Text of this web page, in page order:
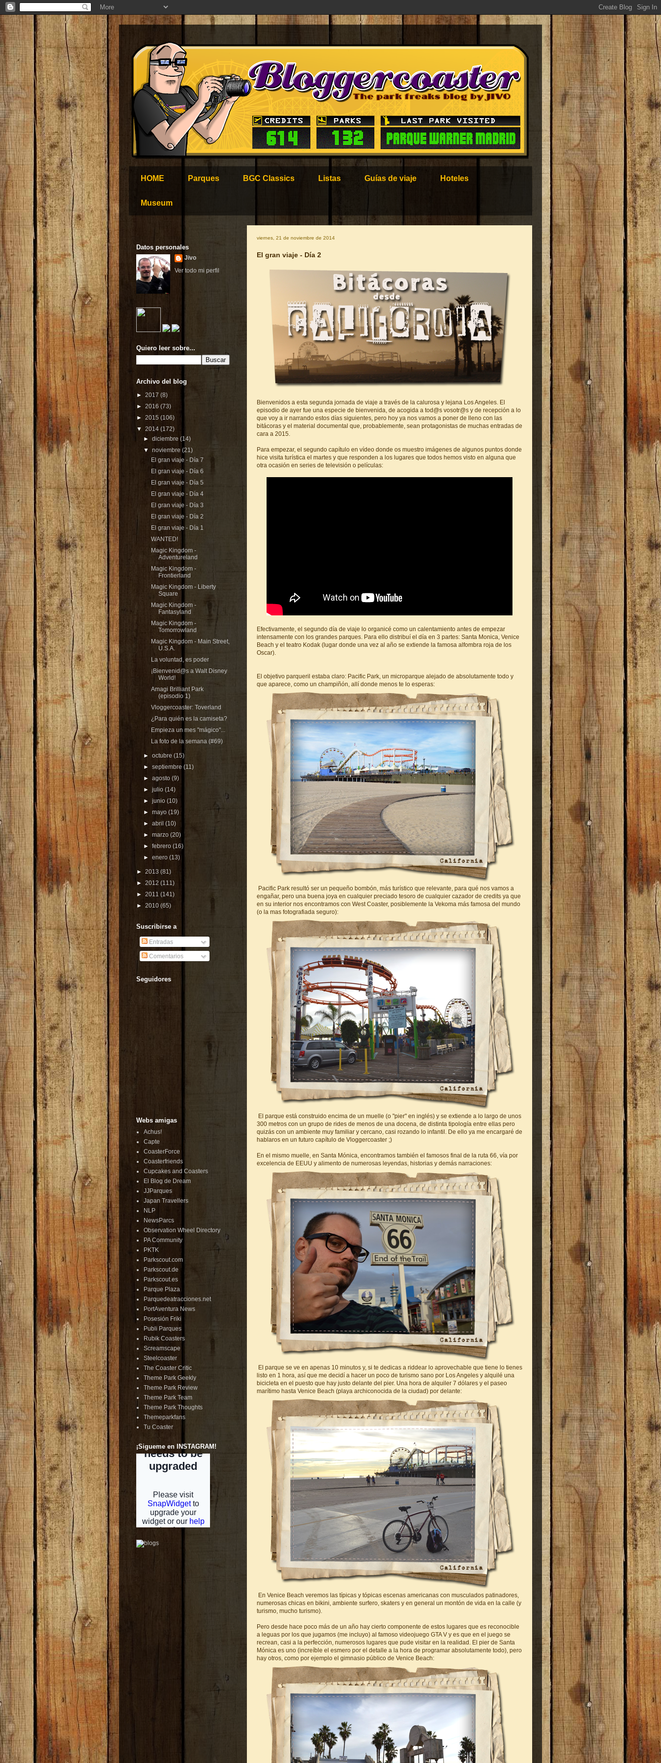
HOME Parques BGC Classics Listas Guías de viaje Hoteles
Museum
viernes, 21 de noviembre de 2014
El gran viaje - Día 2
Bienvenidos a esta segunda jornada de viaje a través de la calurosa y lejana Los Angeles. El
episodio de ayer fue una especie de bienvenida, de acogida a tod@s vosotr@s y de recepción a lo
que voy a ir narrando estos días siguientes, pero hoy ya nos vamos a poner de lleno con las
bitácoras y el material documental que, probablemente, sean protagonistas de muchas entradas de
cara a 2015.
Para empezar, el segundo capítulo en vídeo donde os muestro imágenes de algunos puntos donde
hice visita turística el martes y que responden a los lugares que todos hemos visto en alguna que
otra ocasión en series de televisión o películas:
Efectivamente, el segundo día de viaje lo organicé como un calentamiento antes de empezar
intensamente con los grandes parques. Para ello distribuí el día en 3 partes: Santa Monica, Venice
Beach y el teatro Kodak (lugar donde una vez al año se extiende la famosa alfombra roja de los
Oscar).
El objetivo parqueril estaba claro: Pacific Park, un microparque alejado de absolutamente todo y
que aparece, como un champiñón, allí donde menos te lo esperas:
Pacific Park resultó ser un pequeño bombón, más turístico que relevante, para qué nos vamos a
engañar, pero una buena joya en cualquier preciado tesoro de cualquier cazador de credits ya que
en su interior nos encontramos con West Coaster, posiblemente la Vekoma más famosa del mundo
(o la mas fotografiada seguro):
El parque está construido encima de un muelle (o "pier" en inglés) y se extiende a lo largo de unos
300 metros con un grupo de rides de menos de una docena, de distinta tipología entre ellas pero
quizás con un ambiente muy familiar y cercano, casi rozando lo infantil. De ello ya me encargaré de
hablaros en un futuro capítulo de Vloggercoaster ;)
En el mismo muelle, en Santa Mónica, encontramos también el famosos final de la ruta 66, vía por
excelencia de EEUU y alimento de numerosas leyendas, historias y demás narraciones:
El parque se ve en apenas 10 minutos y, si te dedicas a riddear lo aprovechable que tiene lo tienes
listo en 1 hora, así que me decidí a hacer un poco de turismo sano por Los Angeles y alquilé una
bicicleta en el puesto que hay justo delante del pier. Una hora de alquiler 7 dólares y el paseo
marítimo hasta Venice Beach (playa archiconocida de la ciudad) por delante:
En Venice Beach veremos las típicas y tópicas escenas americanas con musculados patinadores,
numerosas chicas en bikini, ambiente surfero, skaters y en general un montón de vida en la calle (y
turismo, mucho turismo).
Pero desde hace poco más de un año hay cierto componente de estos lugares que es reconocible
a leguas por los que jugamos (me incluyo) al famoso videojuego GTA V y es que en el juego se
recrean, casi a la perfección, numerosos lugares que pude visitar en la realidad. El pier de Santa
Mónica es uno (increíble el esmero por el detalle a la hora de programar absolutamente todo), pero
hay otros, como por ejemplo el gimnasio público de Venice Beach:
Datos personales
Jivo
Ver todo mi perfil
Quiero leer sobre...
Archivo del blog
► 2017 (8)
► 2016 (73)
► 2015 (106)
▼ 2014 (172)
►diciembre(14)
▼noviembre(21)
El gran viaje - Día 7
El gran viaje - Día 6
El gran viaje - Día 5
El gran viaje - Día 4
El gran viaje - Día 3
El gran viaje - Día 2
El gran viaje - Día 1
WANTED!
Magic Kingdom -
Adventureland
Magic Kingdom -
Frontierland
Magic Kingdom - Liberty
Square
Magic Kingdom -
Fantasyland
Magic Kingdom -
Tomorrowland
Magic Kingdom - Main Street,
U.S.A.
La voluntad, es poder
¡Bienvenid@s a Walt Disney
World!
Amagi Brilliant Park
(episodio 1)
Vloggercoaster: Toverland
¿Para quién es la camiseta?
Empieza un mes "mágico"...
La foto de la semana (#69)
►octubre(15)
►septiembre(11)
►agosto(9)
►julio(14)
►junio(10)
►mayo(19)
►abril(10)
►marzo(20)
►febrero(16)
►enero(13)
► 2013 (81)
► 2012 (111)
► 2011 (141)
► 2010 (65)
Suscribirse a
Entradas
Comentarios
Seguidores
Webs amigas
Achus!
Capte
CoasterForce
Coasterfriends
Cupcakes and Coasters
El Blog de Dream
JJParques
Japan Travellers
NLP
NewsParcs
Observation Wheel Directory
PA Community
PKTK
Parkscout.com
Parkscout.de
Parkscout.es
Parque Plaza
Parquedeatracciones.net
PortAventura News
Posesión Friki
Publi Parques
Rubik Coasters
Screamscape
Steelcoaster
The Coaster Critic
Theme Park Geekly
Theme Park Review
Theme Park Team
Theme Park Thoughts
Themeparkfans
Tu Coaster
¡Sigueme en INSTAGRAM!